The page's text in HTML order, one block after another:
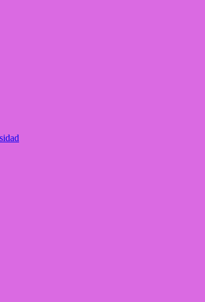
LGTB+ peruana